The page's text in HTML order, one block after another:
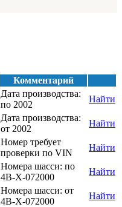
Комментарий
Дата производства:
по 2002
Найти
Дата производства:
от 2002
Найти
Номер требует
проверки по VIN
Найти
Номера шасси: по
4B-X-072000
Найти
Номера шасси: от
4B-X-072000
Найти